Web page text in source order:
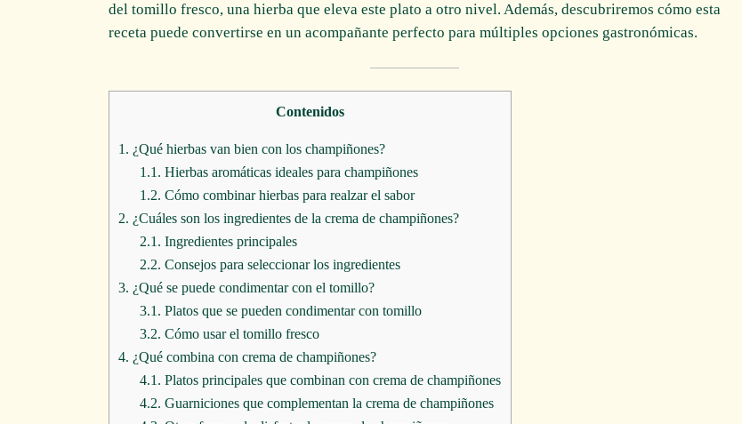
del tomillo fresco, una hierba que eleva este plato a otro nivel. Además, descubriremos cómo esta
receta puede convertirse en un acompañante perfecto para múltiples opciones gastronómicas.
Contenidos
1. ¿Qué hierbas van bien con los champiñones?
1.1. Hierbas aromáticas ideales para champiñones
1.2. Cómo combinar hierbas para realzar el sabor
2. ¿Cuáles son los ingredientes de la crema de champiñones?
2.1. Ingredientes principales
2.2. Consejos para seleccionar los ingredientes
3. ¿Qué se puede condimentar con el tomillo?
3.1. Platos que se pueden condimentar con tomillo
3.2. Cómo usar el tomillo fresco
4. ¿Qué combina con crema de champiñones?
4.1. Platos principales que combinan con crema de champiñones
4.2. Guarniciones que complementan la crema de champiñones